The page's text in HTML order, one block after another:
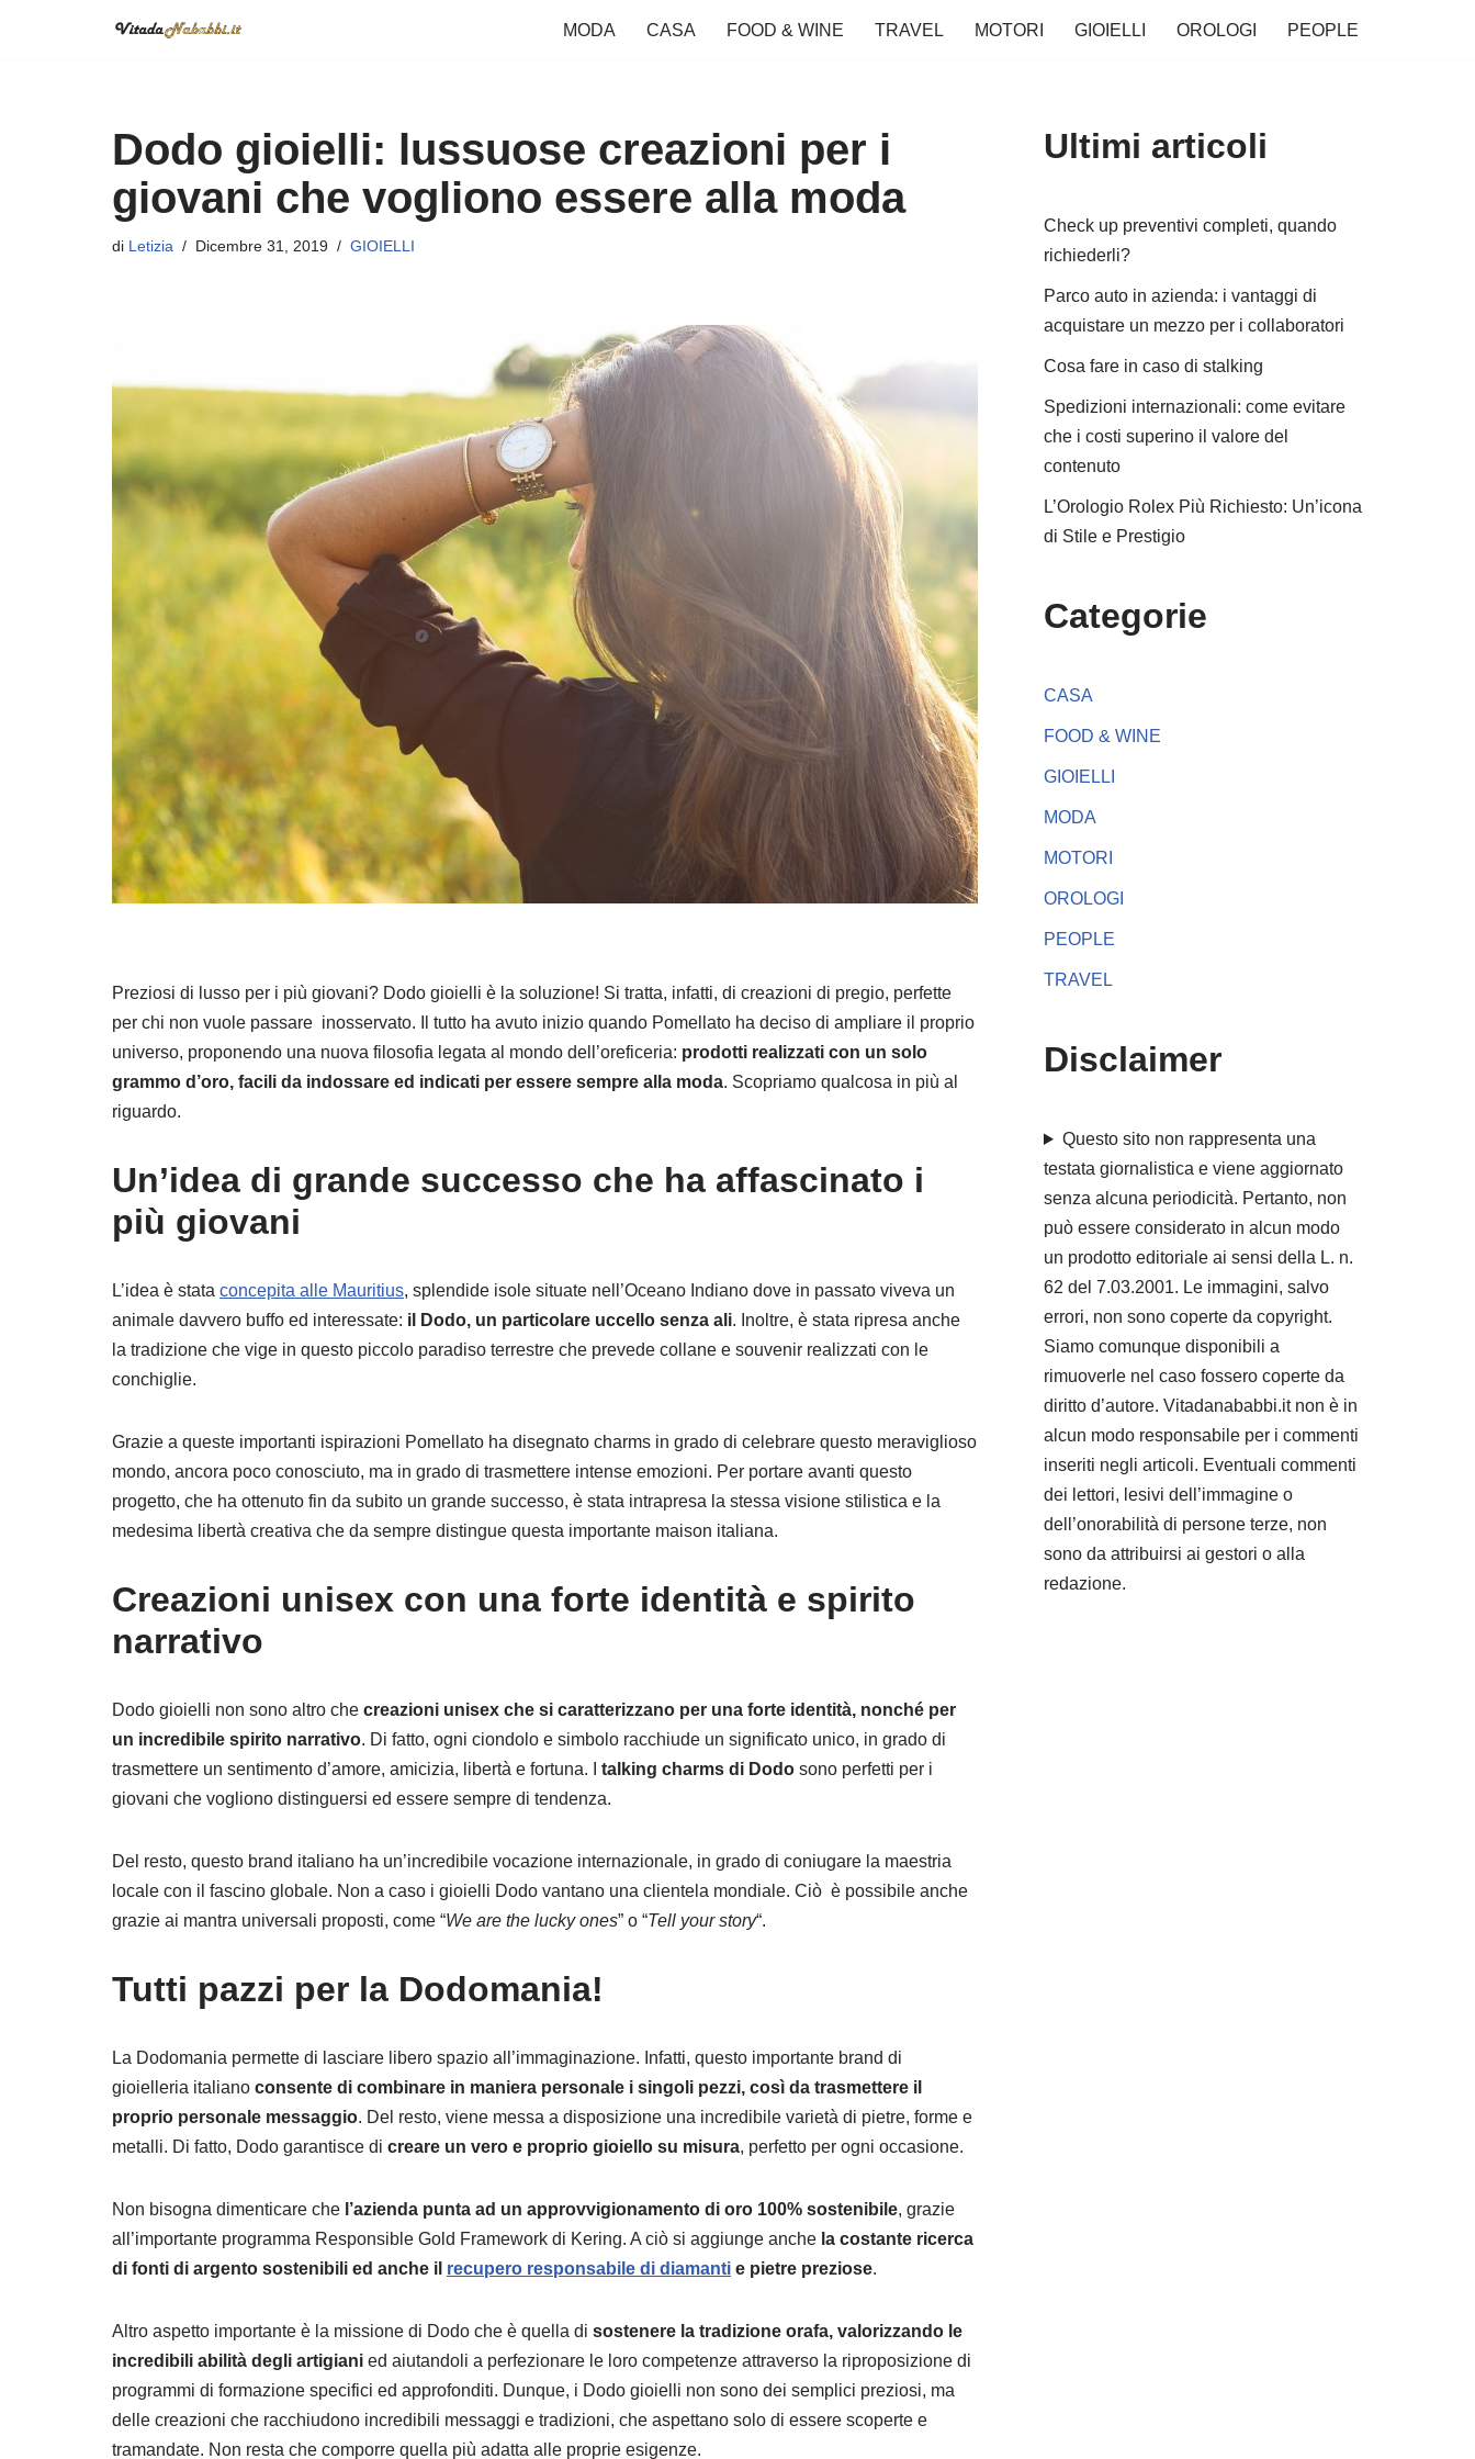
MODA CASA FOOD & WINE TRAVEL MOTORI GIOIELLI OROLOGI PEOPLE
Dodo gioielli: lussuose creazioni per i
giovani che vogliono essere alla moda
di Letizia Dicembre 31, 2019 GIOIELLI
Preziosi di lusso per i più giovani? Dodo gioielli è la soluzione! Si tratta, infatti, di creazioni di pregio, perfette
per chi non vuole passare inosservato. Il tutto ha avuto inizio quando Pomellato ha deciso di ampliare il proprio
universo, proponendo una nuova filosofia legata al mondo dell’oreficeria: prodotti realizzati con un solo
grammo d’oro, facili da indossare ed indicati per essere sempre alla moda. Scopriamo qualcosa in più al
riguardo.
Un’idea di grande successo che ha affascinato i
più giovani
L’idea è stata concepita alle Mauritius, splendide isole situate nell’Oceano Indiano dove in passato viveva un
animale davvero buffo ed interessate: il Dodo, un particolare uccello senza ali. Inoltre, è stata ripresa anche
la tradizione che vige in questo piccolo paradiso terrestre che prevede collane e souvenir realizzati con le
conchiglie.
Grazie a queste importanti ispirazioni Pomellato ha disegnato charms in grado di celebrare questo meraviglioso
mondo, ancora poco conosciuto, ma in grado di trasmettere intense emozioni. Per portare avanti questo
progetto, che ha ottenuto fin da subito un grande successo, è stata intrapresa la stessa visione stilistica e la
medesima libertà creativa che da sempre distingue questa importante maison italiana.
Creazioni unisex con una forte identità e spirito
narrativo
Dodo gioielli non sono altro che creazioni unisex che si caratterizzano per una forte identità, nonché per
un incredibile spirito narrativo. Di fatto, ogni ciondolo e simbolo racchiude un significato unico, in grado di
trasmettere un sentimento d’amore, amicizia, libertà e fortuna. I talking charms di Dodo sono perfetti per i
giovani che vogliono distinguersi ed essere sempre di tendenza.
Del resto, questo brand italiano ha un’incredibile vocazione internazionale, in grado di coniugare la maestria
locale con il fascino globale. Non a caso i gioielli Dodo vantano una clientela mondiale. Ciò è possibile anche
grazie ai mantra universali proposti, come “We are the lucky ones” o “Tell your story“.
Tutti pazzi per la Dodomania!
La Dodomania permette di lasciare libero spazio all’immaginazione. Infatti, questo importante brand di
gioielleria italiano consente di combinare in maniera personale i singoli pezzi, così da trasmettere il
proprio personale messaggio. Del resto, viene messa a disposizione una incredibile varietà di pietre, forme e
metalli. Di fatto, Dodo garantisce di creare un vero e proprio gioiello su misura, perfetto per ogni occasione.
Non bisogna dimenticare che l’azienda punta ad un approvvigionamento di oro 100% sostenibile, grazie
all’importante programma Responsible Gold Framework di Kering. A ciò si aggiunge anche la costante ricerca
di fonti di argento sostenibili ed anche il recupero responsabile di diamanti e pietre preziose.
Altro aspetto importante è la missione di Dodo che è quella di sostenere la tradizione orafa, valorizzando le
incredibili abilità degli artigiani ed aiutandoli a perfezionare le loro competenze attraverso la riproposizione di
programmi di formazione specifici ed approfonditi. Dunque, i Dodo gioielli non sono dei semplici preziosi, ma
delle creazioni che racchiudono incredibili messaggi e tradizioni, che aspettano solo di essere scoperte e
tramandate. Non resta che comporre quella più adatta alle proprie esigenze.
Ultimi articoli
Check up preventivi completi, quando
richiederli?
Parco auto in azienda: i vantaggi di
acquistare un mezzo per i collaboratori
Cosa fare in caso di stalking
Spedizioni internazionali: come evitare
che i costi superino il valore del
contenuto
L’Orologio Rolex Più Richiesto: Un’icona
di Stile e Prestigio
Categorie
CASA
FOOD & WINE
GIOIELLI
MODA
MOTORI
OROLOGI
PEOPLE
TRAVEL
Disclaimer
Questo sito non rappresenta una
testata giornalistica e viene aggiornato
senza alcuna periodicità. Pertanto, non
può essere considerato in alcun modo
un prodotto editoriale ai sensi della L. n.
62 del 7.03.2001. Le immagini, salvo
errori, non sono coperte da copyright.
Siamo comunque disponibili a
rimuoverle nel caso fossero coperte da
diritto d’autore. Vitadanababbi.it non è in
alcun modo responsabile per i commenti
inseriti negli articoli. Eventuali commenti
dei lettori, lesivi dell’immagine o
dell’onorabilità di persone terze, non
sono da attribuirsi ai gestori o alla
redazione.